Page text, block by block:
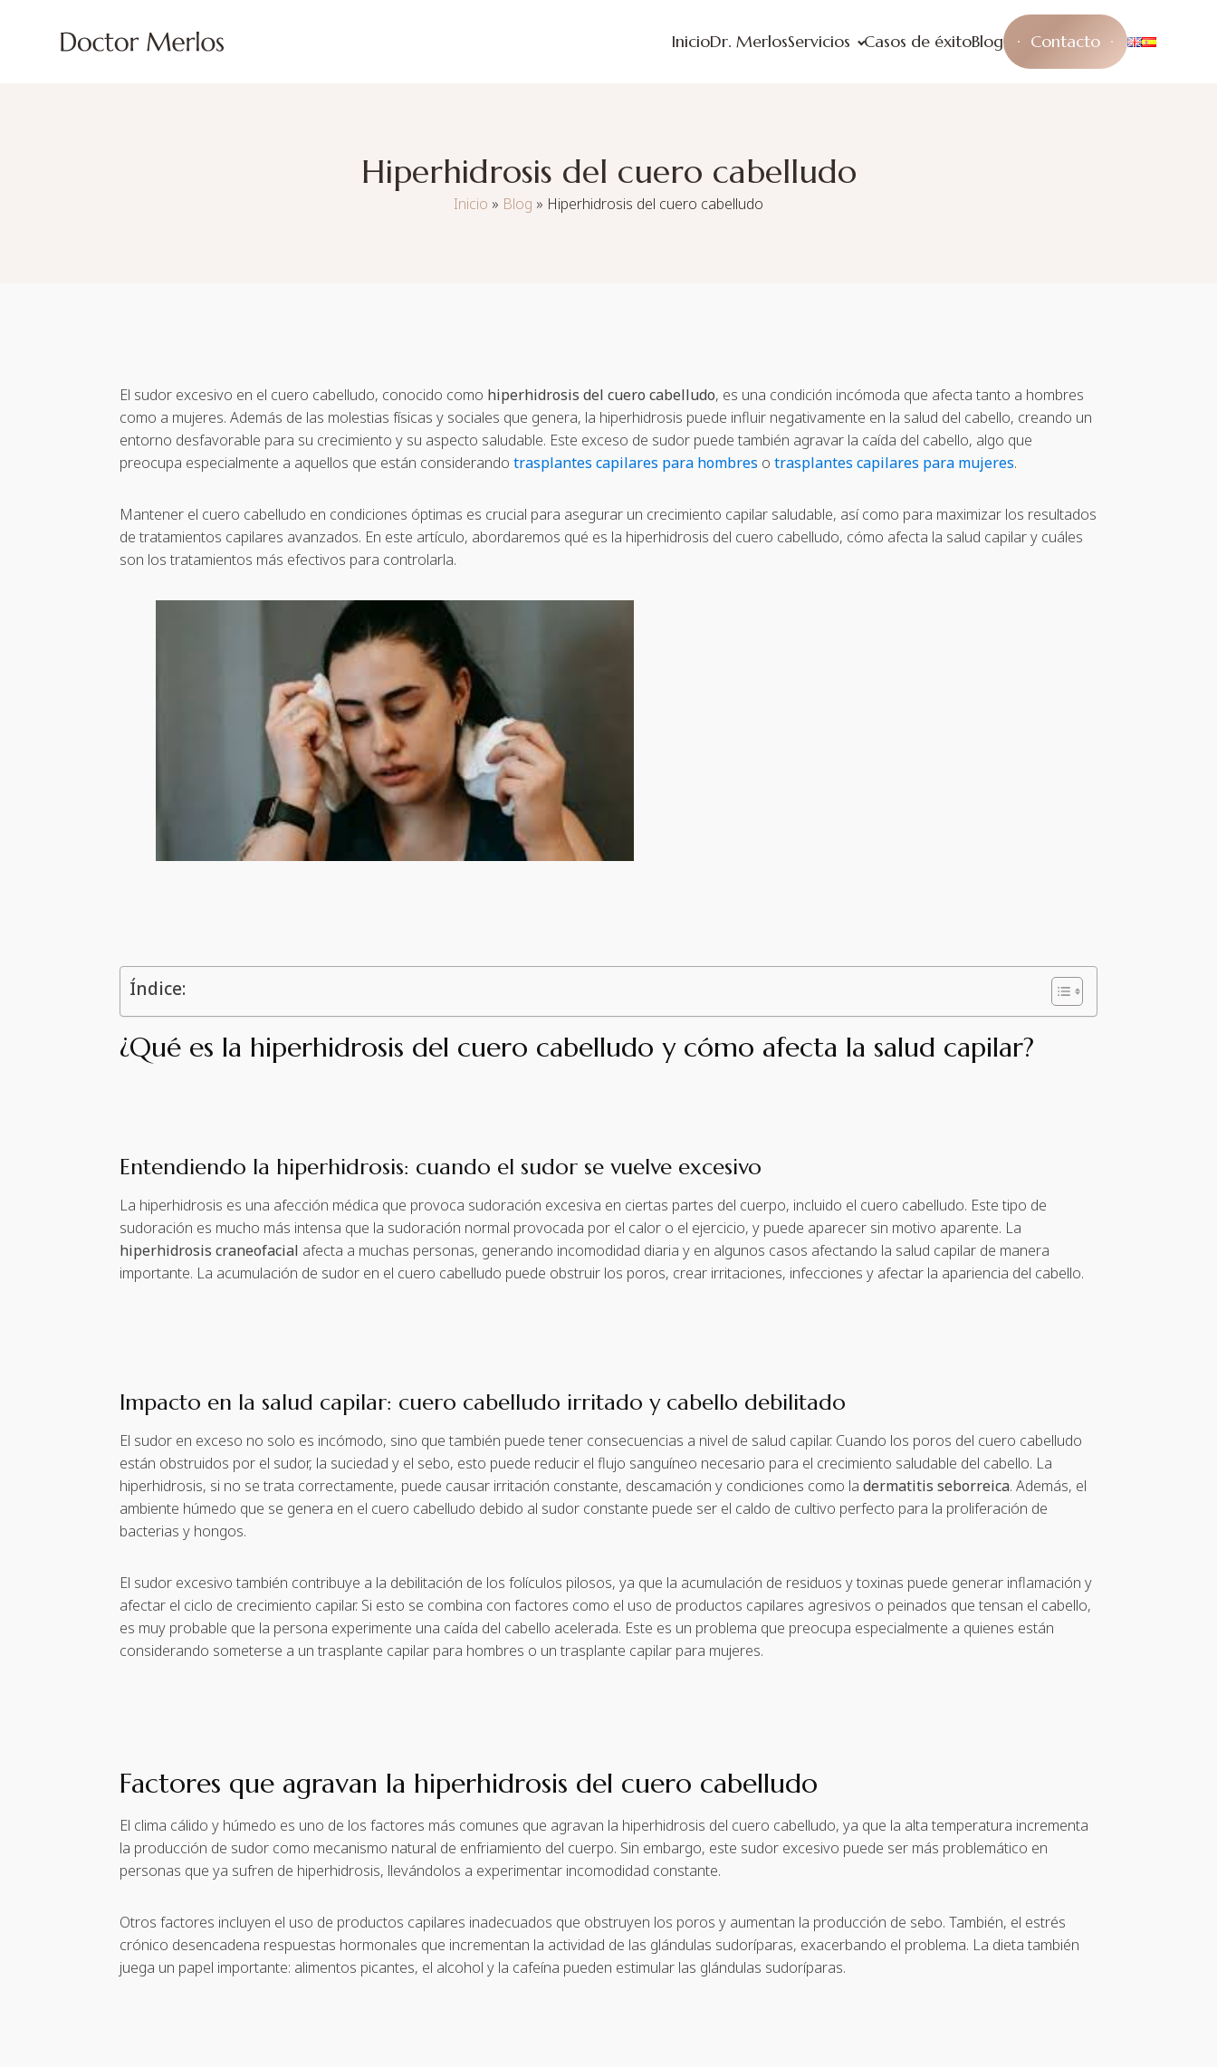
InicioDr. MerlosServicios Casos de éxitoBlog Contacto
Hiperhidrosis del cuero cabelludo
Inicio » Blog » Hiperhidrosis del cuero cabelludo
El sudor excesivo en el cuero cabelludo, conocido como hiperhidrosis del cuero cabelludo, es una condición incómoda que afecta tanto a hombres
como a mujeres. Además de las molestias físicas y sociales que genera, la hiperhidrosis puede influir negativamente en la salud del cabello, creando un
entorno desfavorable para su crecimiento y su aspecto saludable. Este exceso de sudor puede también agravar la caída del cabello, algo que
preocupa especialmente a aquellos que están considerando trasplantes capilares para hombres o trasplantes capilares para mujeres.
Mantener el cuero cabelludo en condiciones óptimas es crucial para asegurar un crecimiento capilar saludable, así como para maximizar los resultados
de tratamientos capilares avanzados. En este artículo, abordaremos qué es la hiperhidrosis del cuero cabelludo, cómo afecta la salud capilar y cuáles
son los tratamientos más efectivos para controlarla.
Índice:
¿Qué es la hiperhidrosis del cuero cabelludo y cómo afecta la salud capilar?
Entendiendo la hiperhidrosis: cuando el sudor se vuelve excesivo
La hiperhidrosis es una afección médica que provoca sudoración excesiva en ciertas partes del cuerpo, incluido el cuero cabelludo. Este tipo de
sudoración es mucho más intensa que la sudoración normal provocada por el calor o el ejercicio, y puede aparecer sin motivo aparente. La
hiperhidrosis craneofacial afecta a muchas personas, generando incomodidad diaria y en algunos casos afectando la salud capilar de manera
importante. La acumulación de sudor en el cuero cabelludo puede obstruir los poros, crear irritaciones, infecciones y afectar la apariencia del cabello.
Impacto en la salud capilar: cuero cabelludo irritado y cabello debilitado
El sudor en exceso no solo es incómodo, sino que también puede tener consecuencias a nivel de salud capilar. Cuando los poros del cuero cabelludo
están obstruidos por el sudor, la suciedad y el sebo, esto puede reducir el flujo sanguíneo necesario para el crecimiento saludable del cabello. La
hiperhidrosis, si no se trata correctamente, puede causar irritación constante, descamación y condiciones como la dermatitis seborreica. Además, el
ambiente húmedo que se genera en el cuero cabelludo debido al sudor constante puede ser el caldo de cultivo perfecto para la proliferación de
bacterias y hongos.
El sudor excesivo también contribuye a la debilitación de los folículos pilosos, ya que la acumulación de residuos y toxinas puede generar inflamación y
afectar el ciclo de crecimiento capilar. Si esto se combina con factores como el uso de productos capilares agresivos o peinados que tensan el cabello,
es muy probable que la persona experimente una caída del cabello acelerada. Este es un problema que preocupa especialmente a quienes están
considerando someterse a un trasplante capilar para hombres o un trasplante capilar para mujeres.
Factores que agravan la hiperhidrosis del cuero cabelludo
El clima cálido y húmedo es uno de los factores más comunes que agravan la hiperhidrosis del cuero cabelludo, ya que la alta temperatura incrementa
la producción de sudor como mecanismo natural de enfriamiento del cuerpo. Sin embargo, este sudor excesivo puede ser más problemático en
personas que ya sufren de hiperhidrosis, llevándolos a experimentar incomodidad constante.
Otros factores incluyen el uso de productos capilares inadecuados que obstruyen los poros y aumentan la producción de sebo. También, el estrés
crónico desencadena respuestas hormonales que incrementan la actividad de las glándulas sudoríparas, exacerbando el problema. La dieta también
juega un papel importante: alimentos picantes, el alcohol y la cafeína pueden estimular las glándulas sudoríparas.